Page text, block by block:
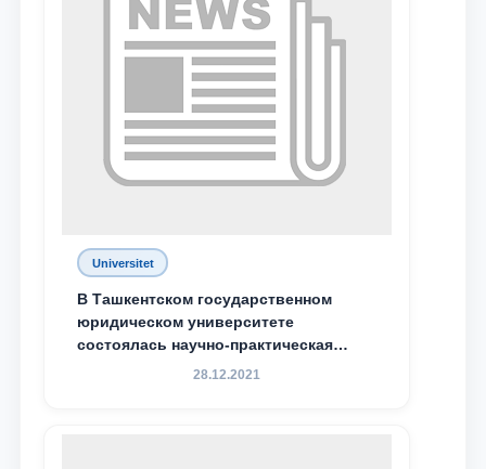
Ваше имя и фамилия
Ваш номер телефона
Universitet
В Ташкентском государственном
юридическом университете
состоялась научно-практическая
конференция магистрантов
28.12.2021